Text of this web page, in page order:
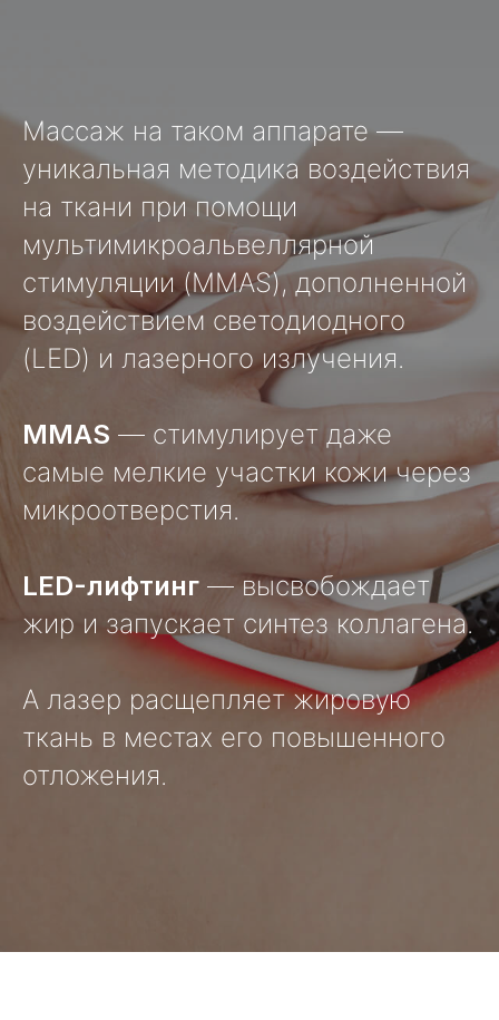
Массаж на таком аппарате —
уникальная методика воздействия
на ткани при помощи
мультимикроальвеллярной
стимуляции (MMAS), дополненной
воздействием светодиодного
(LED) и лазерного излучения.
MMAS — стимулирует даже
самые мелкие участки кожи через
микроотверстия.
LED-лифтинг — высвобождает
жир и запускает синтез коллагена.
А лазер расщепляет жировую
ткань в местах его повышенного
отложения.